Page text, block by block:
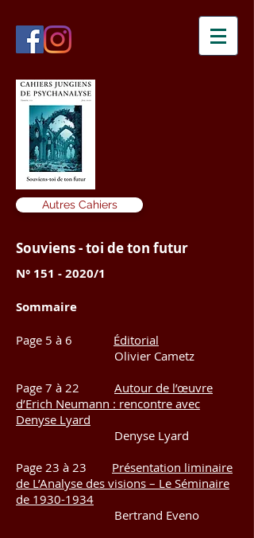
Autres Cahiers
Souviens - toi de ton futur
N° 151 - 2020/1
Sommaire
Page 5 à 6 Éditorial
Olivier Cametz
Page 7 à 22 Autour de l’œuvre
d’Erich Neumann : rencontre avec
Denyse Lyard
Denyse Lyard
Page 23 à 23 Présentation liminaire
de L’Analyse des visions – Le Séminaire
de 1930-1934
Bertrand Eveno